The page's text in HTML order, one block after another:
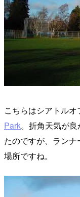
こちらはシアトルオ
Park。折角天気が
たのですが、ラン
場所ですね。